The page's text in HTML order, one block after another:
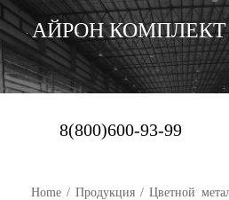
АЙРОН КОМПЛЕКТ
8(800)600-93-99
Home /Продукция /Цветной